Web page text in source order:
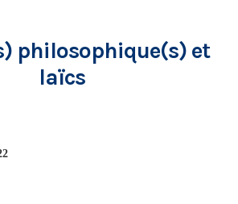
philosophique(s) et
laïcs